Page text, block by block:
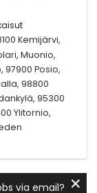
Kemijärvi,
Muonio,
97900 Posio,
98800
95300
Ylitornio,
via email? ✕